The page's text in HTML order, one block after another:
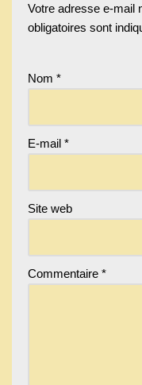
Votre adresse e-mail
obligatoires sont
Nom *
E-mail *
Site web
Commentaire *